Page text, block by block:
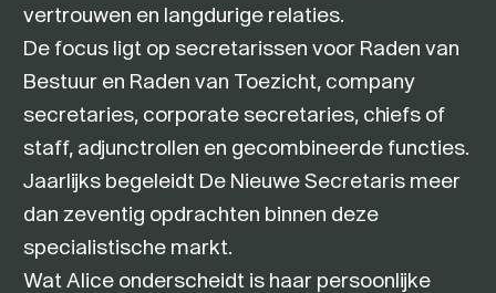
vertrouwen en langdurige relaties.
De focus ligt op secretarissen voor Raden van
Bestuur en Raden van Toezicht, company
secretaries, corporate secretaries, chiefs of
staff, adjunctrollen en gecombineerde functies.
Jaarlijks begeleidt De Nieuwe Secretaris meer
dan zeventig opdrachten binnen deze
specialistische markt.
Wat Alice onderscheidt is haar persoonlijke